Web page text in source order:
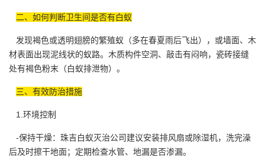
二、如何判断卫生间是否有白蚁
发现褐色或透明翅膀的繁殖蚁（多在春夏雨后飞出），或墙面、木
材表面出现泥线状的蚁路。木质构件空洞、敲击有闷响，瓷砖接缝
处有褐色粉末（白蚁排泄物）。
三、有效防治措施
1.环境控制
-保持干燥：珠吉白蚁灭治公司建议安装排风扇或除湿机，洗完澡
后及时擦干地面；定期检查水管、地漏是否渗漏。